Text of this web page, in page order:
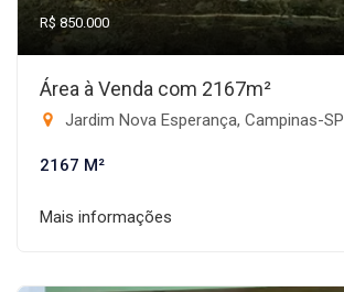
R$ 850.000
Área à Venda com 2167m²
Jardim Nova Esperança, Campinas-SP
2167 M²
Mais informações